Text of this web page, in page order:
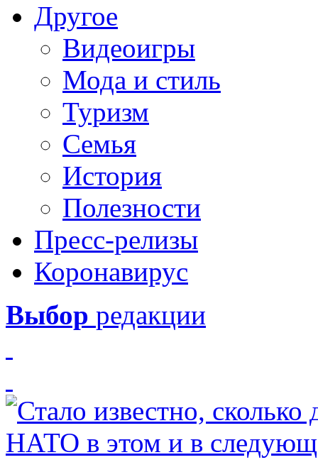
Другое
Видеоигры
Мода и стиль
Туризм
Семья
История
Полезности
Пресс-релизы
Коронавирус
Выбор редакции